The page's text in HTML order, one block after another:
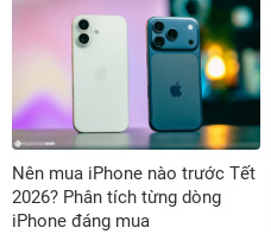
Nên mua iPhone nào trước Tết
2026? Phân tích từng dòng
iPhone đáng mua